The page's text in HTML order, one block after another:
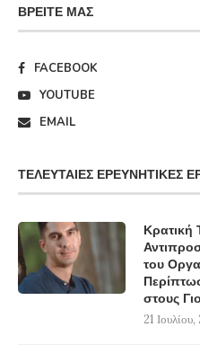
ΒΡΕΊΤΕ ΜΑΣ
FACEBOOK
YOUTUBE
EMAIL
ΤΕΛΕΥΤΑΊΕΣ ΕΡΕΥΝΗΤΙΚΈΣ
Κρατική
του
στους
21